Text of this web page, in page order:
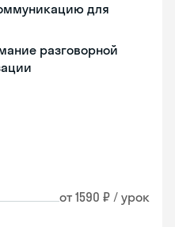
для
разговорной
от 1590 ₽ / урок